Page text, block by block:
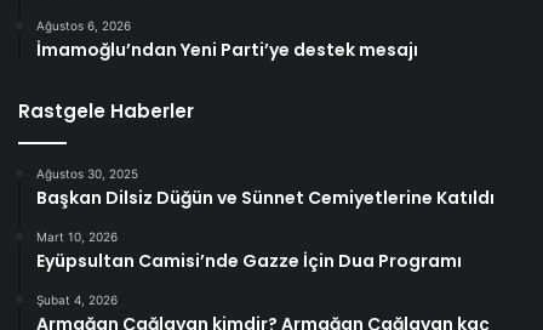
Ağustos 6, 2026
İmamoğlu’ndan Yeni Parti’ye destek mesajı
Rastgele Haberler
Ağustos 30, 2025
Başkan Dilsiz Düğün ve Sünnet Cemiyetlerine Katıldı
Mart 10, 2026
Eyüpsultan Camisi’nde Gazze İçin Dua Programı
Şubat 4, 2026
Armağan Çağlayan kimdir? Armağan Çağlayan kaç